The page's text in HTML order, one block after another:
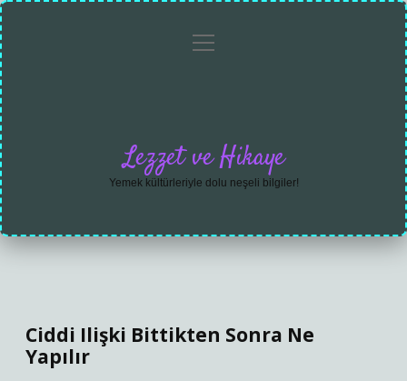
Gizlilikmenüyü
Lezzet ve Hikaye
Yemek kültürleriyle dolu neşeli bilgiler!
Ciddi Ilişki Bittikten Sonra Ne
Yapılır